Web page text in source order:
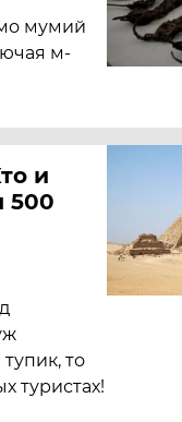
мумий
м­
и
500
то
туристах!